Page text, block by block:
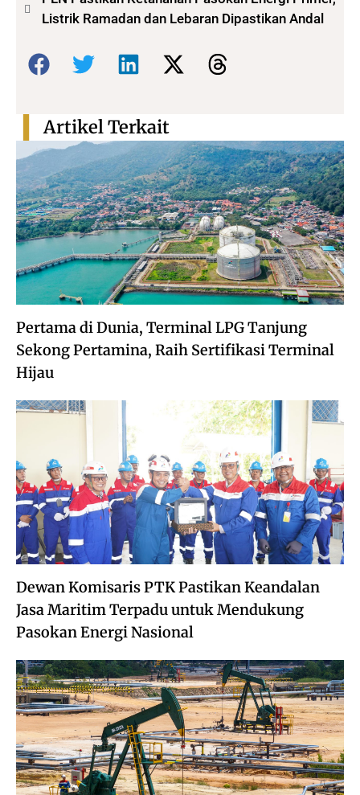
Listrik Ramadan dan Lebaran Dipastikan Andal
Bagikan:
Pertama di Dunia, Terminal LPG Tanjung
Sekong Pertamina, Raih Sertifikasi Terminal
Hijau
Dewan Komisaris PTK Pastikan Keandalan
Jasa Maritim Terpadu untuk Mendukung
Pasokan Energi Nasional
Artikel Terkait